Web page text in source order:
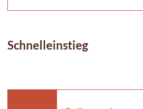
Schnelleinstieg